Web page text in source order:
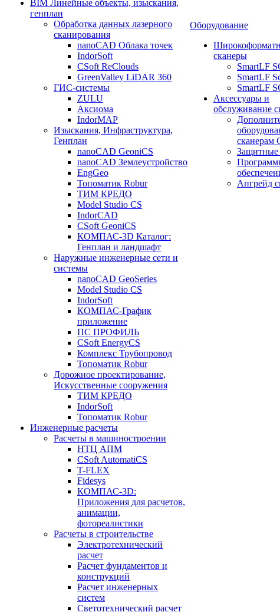
BIM Линейные объекты, изыскания,
генплан
Обработка данных лазерного
сканирования
nanoCAD Облака точек
IndorSoft
CSoft ReClouds
GreenValley LiDAR 360
ГИС-системы
ZULU
Аксиома
IndorMAP
Изыскания, Инфраструктура,
Генплан
nanoCAD GeoniCS
nanoCAD Землеустройство
EngGeo
Топоматик Robur
ТИМ КРЕДО
Model Studio CS
IndorCAD
CSoft GeoniCS
КОМПАС-3D Каталог:
Генплан и ландшафт
Наружные инженерные сети и
системы
nanoCAD GeoSeries
Model Studio CS
IndorSoft
КОМПАС-График
приложение
ПС ПРОФИЛЬ
CSoft EnergyCS
Комплекс Трубопровод
Топоматик Robur
Дорожное проектирование,
Искусственные сооружения
ТИМ КРЕДО
IndorSoft
Топоматик Robur
Инженерные расчеты
Расчеты в машиностроении
НТЦ АПМ
CSoft AutomatiCS
T-FLEX
Fidesys
КОМПАС-3D:
Приложения для расчетов,
анимации,
фотореалистики
Расчеты в строительстве
Электротехнический
расчет
Расчет фундаментов и
конструкций
Расчет инженерных
систем
Светотехнический расчет
Оборудование
сканеры
SmartLF
SmartLF
SmartLF
Аксессуары и
обслуживание
сканерам
Защитные
Апгрейд